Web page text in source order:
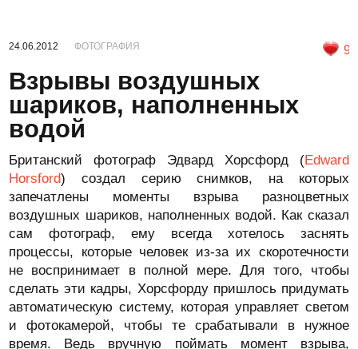
24.06.2012 ФОТОГРАФИЯ 9
Взрывы воздушных
шариков, наполненных
водой
Британский фотограф Эдвард Хорсфорд (Edward
Horsford) создал серию снимков, на которых
запечатлены моменты взрыва разноцветных
воздушных шариков, наполненных водой. Как сказал
сам фотограф, ему всегда хотелось заснять
процессы, которые человек из-за их скоротечности
не воспринимает в полной мере. Для того, чтобы
сделать эти кадры, Хорсфорду пришлось придумать
автоматическую систему, которая управляет светом
и фотокамерой, чтобы те срабатывали в нужное
время. Ведь вручную поймать момент взрыва,